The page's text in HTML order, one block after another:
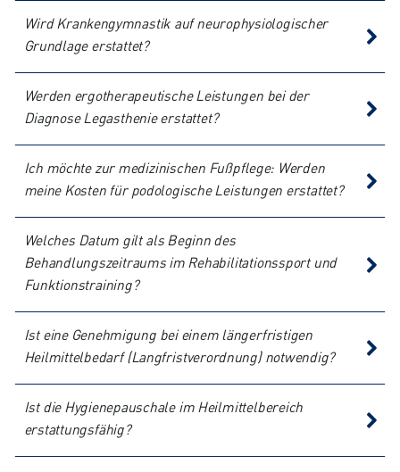
Wird Krankengymnastik auf neurophysiologischer
Grundlage erstattet?
Werden ergotherapeutische Leistungen bei der
Diagnose Legasthenie erstattet?
Ich möchte zur medizinischen Fußpflege: Werden
meine Kosten für podologische Leistungen erstattet?
Welches Datum gilt als Beginn des
Behandlungszeitraums im Rehabilitationssport und
Funktionstraining?
Ist eine Genehmigung bei einem längerfristigen
Heilmittelbedarf (Langfristverordnung) notwendig?
Ist die Hygienepauschale im Heilmittelbereich
erstattungsfähig?